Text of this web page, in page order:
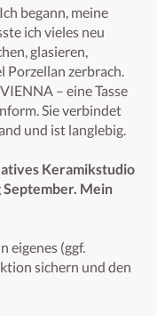
begann, meine
ich vieles neu
glasieren,
Porzellan zerbrach.
– eine Tasse
Sie verbindet
und ist langlebig.
Keramikstudio
September. Mein
eigenes (ggf.
sichern und den